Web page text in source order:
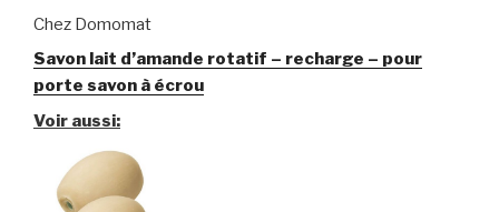
Chez Domomat
Savon lait d’amande rotatif – recharge – pour
porte savon à écrou
Voir aussi: